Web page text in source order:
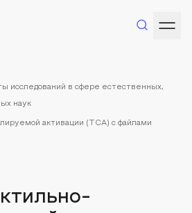
исследований в сфере естественных,
наук
активации (TCA) с файлами